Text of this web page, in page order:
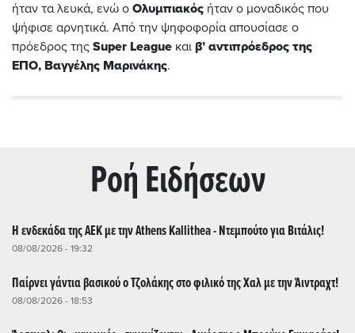
ήταν τα λευκά, ενώ ο Ολυμπιακός ήταν ο μοναδικός που
ψήφισε αρνητικά. Από την ψηφοφορία απουσίασε ο
πρόεδρος της Super League και β’ αντιπρόεδρος της
ΕΠΟ, Βαγγέλης Μαρινάκης.
Ρoή Ειδήσεων
Η ενδεκάδα της ΑΕΚ με την Athens Kallithea - Ντεμπούτο για Βιτάλις!
08/08/2026 - 19:32
Παίρνει γάντια βασικού ο Τζολάκης στο φιλικό της Χαλ με την Άιντραχτ!
08/08/2026 - 18:53